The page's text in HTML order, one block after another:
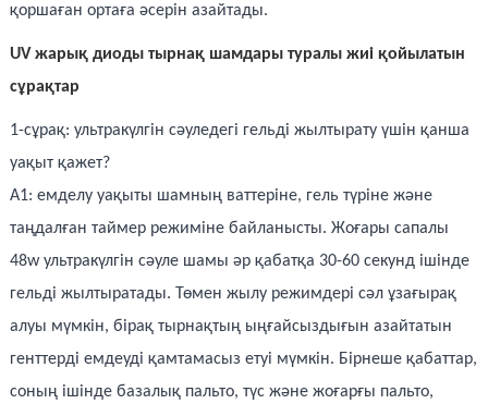
қоршаған ортаға әсерін азайтады.
UV жарық диоды тырнақ шамдары туралы жиі қойылатын
сұрақтар
1-сұрақ: ультракүлгін сәуледегі гельді жылтырату үшін қанша
уақыт қажет?
A1: емделу уақыты шамның ваттеріне, гель түріне және
таңдалған таймер режиміне байланысты. Жоғары сапалы
48w ультракүлгін сәуле шамы әр қабатқа 30-60 секунд ішінде
гельді жылтыратады. Төмен жылу режимдері сәл ұзағырақ
алуы мүмкін, бірақ тырнақтың ыңғайсыздығын азайтатын
генттерді емдеуді қамтамасыз етуі мүмкін. Бірнеше қабаттар,
соның ішінде базалық пальто, түс және жоғарғы пальто,